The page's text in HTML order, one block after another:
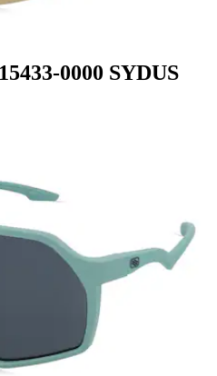
0000 SYDUS